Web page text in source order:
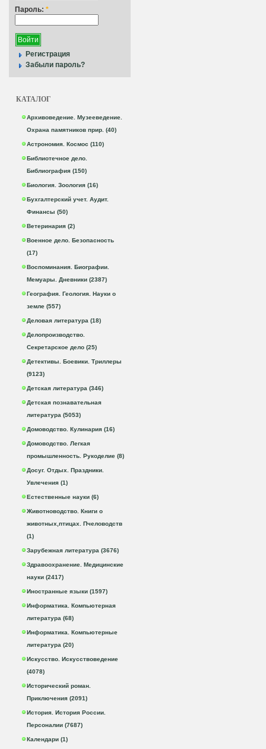
Пароль: *
Регистрация
Забыли пароль?
КАТАЛОГ
Архивоведение. Музееведение.
Охрана памятников прир. (40)
Астрономия. Космос (110)
Библиотечное дело.
Библиография (150)
Биология. Зоология (16)
Бухгалтерский учет. Аудит.
Финансы (50)
Ветеринария (2)
Военное дело. Безопасность
(17)
Воспоминания. Биографии.
Мемуары. Дневники (2387)
География. Геология. Науки о
земле (557)
Деловая литература (18)
Делопроизводство.
Секретарское дело (25)
Детективы. Боевики. Триллеры
(9123)
Детская литература (346)
Детская познавательная
литература (5053)
Домоводство. Кулинария (16)
Домоводство. Легкая
промышленность. Рукоделие (8)
Досуг. Отдых. Праздники.
Увлечения (1)
Естественные науки (6)
Животноводство. Книги о
животных,птицах. Пчеловодств
(1)
Зарубежная литература (3676)
Здравоохранение. Медицинские
науки (2417)
Иностранные языки (1597)
Информатика. Компьютерная
литература (68)
Информатика. Компьютерные
литература (20)
Искусство. Искусствоведение
(4078)
Исторический роман.
Приключения (2091)
История. История России.
Персоналии (7687)
Календари (1)